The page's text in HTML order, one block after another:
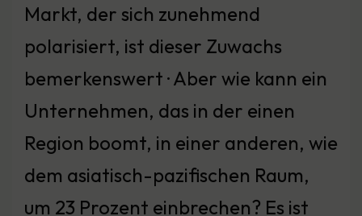
Markt, der sich zunehmend
polarisiert, ist dieser Zuwachs
bemerkenswert · Aber wie kann ein
Unternehmen, das in der einen
Region boomt, in einer anderen, wie
dem asiatisch-pazifischen Raum,
um 23 Prozent einbrechen? Es ist